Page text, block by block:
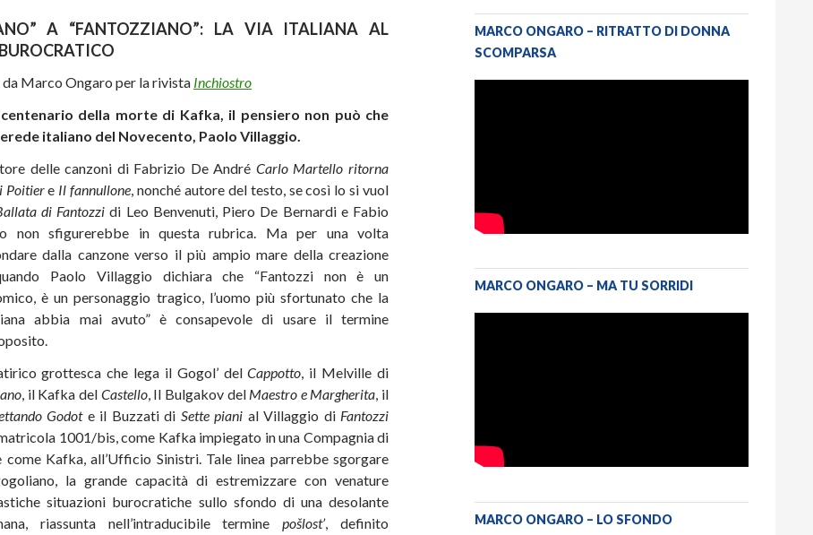
A “FANTOZZIANO”: LA VIA ITALIANA AL
Marco Ongaro per la rivista Inchiostro
della morte di Kafka, il pensiero non può che
italiano del Novecento, Paolo Villaggio.
delle canzoni di Fabrizio De André Carlo Martello ritorna
Poitiere Il fannullone, nonché autore del testo, se così lo si vuol
di Fantozzi di Leo Benvenuti, Piero De Bernardi e Fabio
non sfigurerebbe in questa rubrica. Ma per una volta
dalla canzone verso il più ampio mare della creazione
Paolo Villaggio dichiara che “Fantozzi non è un
è un personaggio tragico, l’uomo più sfortunato che la
abbia mai avuto” è consapevole di usare il termine
grottesca che lega il Gogol’ delCappotto, il Melville di
, il Kafka del Castello, Il Bulgakov del Maestro e Margherita, il
Godote il Buzzati di Sette piani al Villaggio di Fantozzi
1001/bis, come Kafka impiegato in una Compagnia di
come Kafka, all’Ufficio Sinistri. Tale linea parrebbe sgorgare
la grande capacità di estremizzare con venature
situazioni burocratiche sullo sfondo di una desolante
riassunta nell’intraducibile terminepošlost’, definito
MARCO ONGARO – RITRATTO DI DONNA
SCOMPARSA
MARCO ONGARO – MA TU SORRIDI
MARCO ONGARO – LO SFONDO